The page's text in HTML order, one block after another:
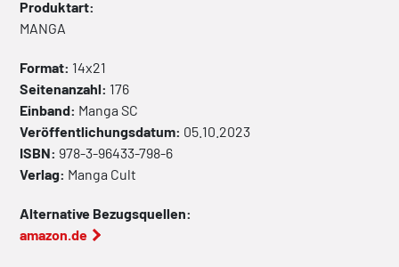
Produktart:
MANGA
Format: 14x21
Seitenanzahl: 176
Einband: Manga SC
Veröffentlichungsdatum: 05.10.2023
ISBN: 978-3-96433-798-6
Verlag: Manga Cult
Alternative Bezugsquellen:
amazon.de